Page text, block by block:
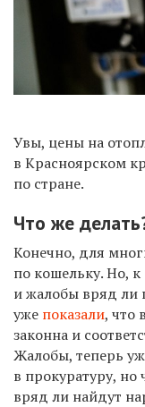
Увы, цены на
в Красноярском
по стране.
Что же
Конечно, для
по кошельку. Но,
и жалобы вряд ли
уже показали, что
законна и
Жалобы, теперь
в прокуратуру, но
вряд ли найдут